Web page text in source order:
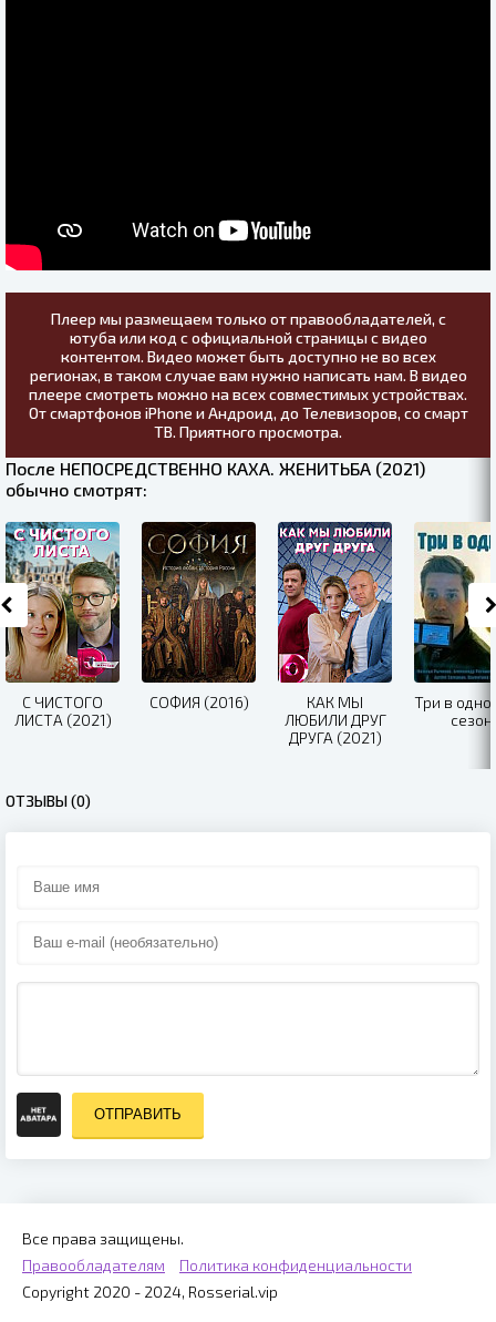
Плеер мы размещаем только от правообладателей, с
ютуба или код с официальной страницы с видео
контентом. Видео может быть доступно не во всех
регионах, в таком случае вам нужно написать нам. В видео
плеере смотреть можно на всех совместимых устройствах.
От смартфонов iPhone и Андроид, до Телевизоров, со смарт
ТВ. Приятного просмотра.
После НЕПОСРЕДСТВЕННО КАХА. ЖЕНИТЬБА (2021)
обычно смотрят:
С ЧИСТОГО
ЛИСТА (2021)
СОФИЯ (2016)
КАК МЫ
ЛЮБИЛИ ДРУГ
ДРУГА (2021)
Три в
сезон
ОТЗЫВЫ (0)
ОТПРАВИТЬ
Все права защищены.
Правообладателям
Политика конфиденциальности
Copyright 2020 - 2024, Rosserial.vip